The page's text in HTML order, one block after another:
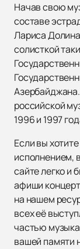
Начав свою
составе
Лариса
солисткой
российской
1996 и 1997
Если вы
исполнением,
сайте легко и
афиши
на нашем
всех её
частью
вашей памяти